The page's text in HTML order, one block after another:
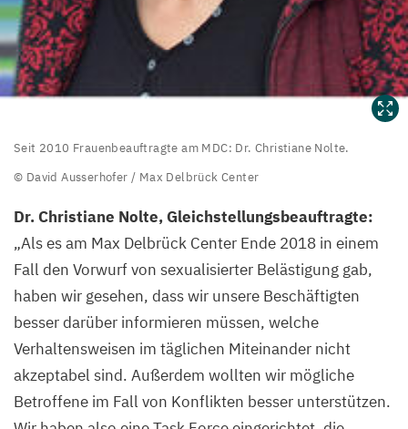
Seit
2010Frauenbeauftragte
MDC:
Dr.
Christiane
Nolte.
David
Ausserhofer
Seit 2010 Frauenbeauftragte am MDC: Dr. Christiane Nolte.
© David Ausserhofer / Max Delbrück Center
Dr. Christiane Nolte, Gleichstellungsbeauftragte:
„Als es am Max Delbrück Center Ende 2018 in einem
Fall den Vorwurf von sexualisierter Belästigung gab,
haben wir gesehen, dass wir unsere Beschäftigten
besser darüber informieren müssen, welche
Verhaltensweisen im täglichen Miteinander nicht
akzeptabel sind. Außerdem wollten wir mögliche
Betroffene im Fall von Konflikten besser unterstützen.